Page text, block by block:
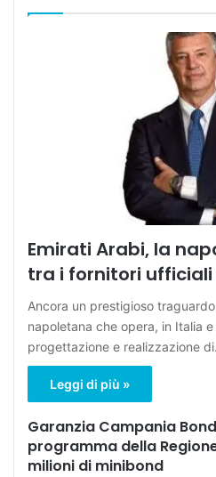
Emirati Arabi, la
tra i fornitori ufficiali
Ancora un prestigioso
napoletana che opera, in Italia
progettazione e realizzazione
Leggi di più »
Garanzia Campania
programma della
milioni di minibond